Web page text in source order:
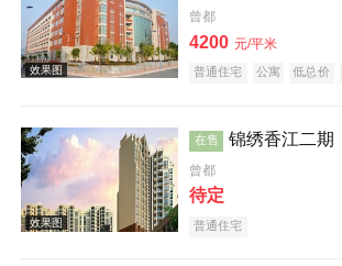
曾都
4200 元/平米
普通住宅 公寓 低总价
在售 锦绣香江二期
曾都
待定
普通住宅